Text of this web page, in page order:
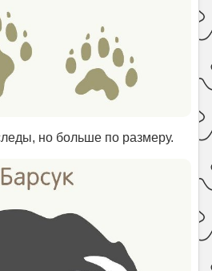
но больше по размеру.